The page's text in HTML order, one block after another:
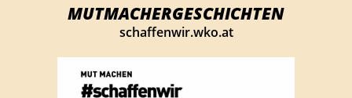
MUTMACHERGESCHICHTEN
schaffenwir.wko.at